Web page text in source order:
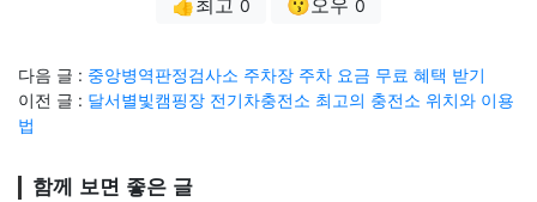
0 0
다음 글 : 중앙병역판정검사소 주차장 주차 요금 무료 혜택 받기
이전 글 : 달서별빛캠핑장 전기차충전소 최고의 충전소 위치와 이용
법
함께 보면 좋은 글